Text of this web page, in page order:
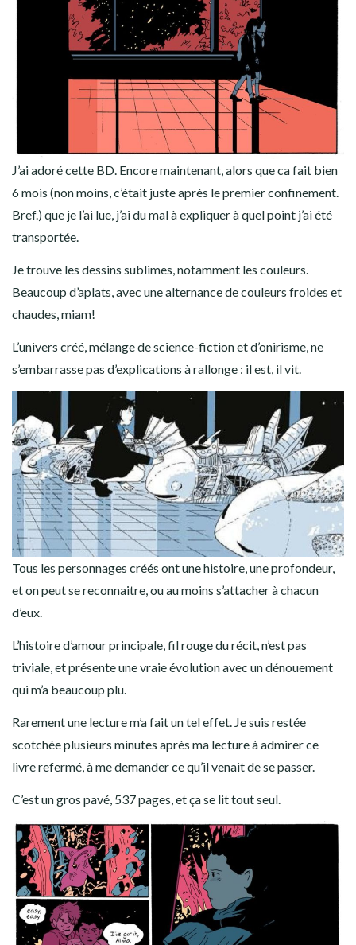
J’ai adoré cette BD. Encore maintenant, alors que ca fait bien
6 mois (non moins, c’était juste après le premier confinement.
Bref.) que je l’ai lue, j’ai du mal à expliquer à quel point j’ai été
transportée.
Je trouve les dessins sublimes, notamment les couleurs.
Beaucoup d’aplats, avec une alternance de couleurs froides et
chaudes, miam!
L’univers créé, mélange de science-fiction et d’onirisme, ne
s’embarrasse pas d’explications à rallonge : il est, il vit.
Tous les personnages créés ont une histoire, une profondeur,
et on peut se reconnaitre, ou au moins s’attacher à chacun
d’eux.
L’histoire d’amour principale, fil rouge du récit, n’est pas
triviale, et présente une vraie évolution avec un dénouement
qui m’a beaucoup plu.
Rarement une lecture m’a fait un tel effet. Je suis restée
scotchée plusieurs minutes après ma lecture à admirer ce
livre refermé, à me demander ce qu’il venait de se passer.
C’est un gros pavé, 537 pages, et ça se lit tout seul.